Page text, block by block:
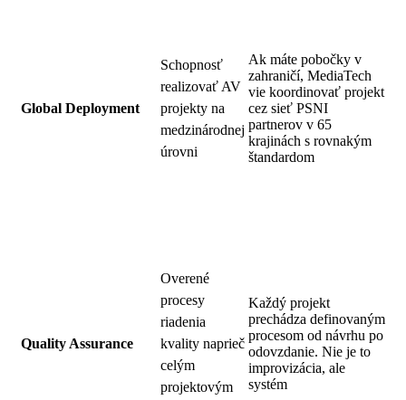
Global Deployment
Schopnosť
realizovať AV
projekty na
medzinárodnej
úrovni
Ak máte pobočky v
zahraničí, MediaTech
vie koordinovať projekt
cez sieť PSNI
partnerov v 65
krajinách s rovnakým
štandardom
Quality Assurance
Overené
procesy
riadenia
kvality naprieč
celým
projektovým
Každý projekt
prechádza definovaným
procesom od návrhu po
odovzdanie. Nie je to
improvizácia, ale
systém